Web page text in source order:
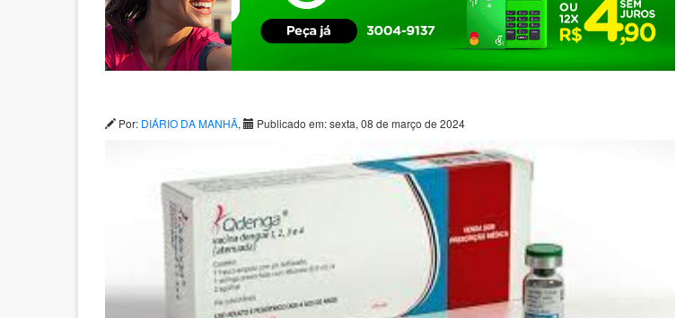
Por: DIÁRIO DA MANHÃ, Publicado em: sexta, 08 de março de 2024